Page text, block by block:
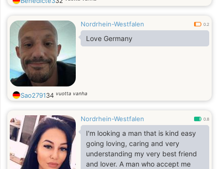
Nordrhein-Westfalen 0.2
Love Germany
Sao279134 vuotta vanha
Nordrhein-Westfalen 0.8
I'm looking a man that is kind easy
going loving, caring and very
understanding my very best friend
and lover. A man who accept me